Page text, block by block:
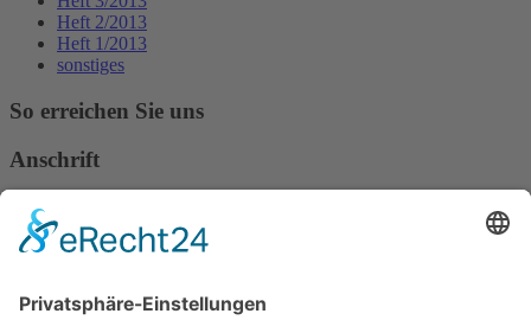
Heft 2/2013
Heft 1/2013
sonstiges
So erreichen Sie uns
Anschrift
Verband Deutscher Tierheilpraktiker e.V.
Verbandsverwaltung
Am Rosenbraken 12
E-Mail